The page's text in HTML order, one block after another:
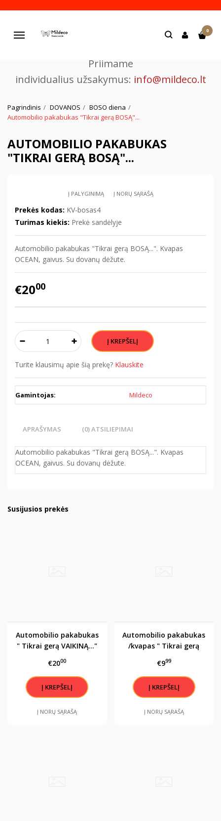
Navigacija
0
Priimame
individualius užsakymus: info@mildeco.lt
Pagrindinis DOVANOS
BOSO diena
Automobilio pakabukas "Tikrai gerą BOSĄ"...
AUTOMOBILIO PAKABUKAS
"TIKRAI GERĄ BOSĄ"...
Į PALYGINIMĄ Į NORŲ SĄRAŠĄ
Prekės kodas: KV-bosas4
Turimas kiekis: Prekė sandėlyje
Automobilio pakabukas "Tikrai gerą BOSĄ...". Kvapas
OCEAN, gaivus. Su dovanų dėžute.
€2000
Turite klausimų apie šią prekę? Klauskite
Gamintojas: Mildeco
APRAŠYMAS (0) ATSILIEPIMAI
Automobilio pakabukas "Tikrai gerą BOSĄ...". Kvapas
OCEAN, gaivus. Su dovanų dėžute.
Susijusios prekės
Automobilio pakabukas
" Tikrai gerą VAIKINĄ..."
€2000
Į NORŲ SĄRAŠĄ
Automobilio pakabukas
/kvapas " Tikrai gerą
€999
Į NORŲ SĄRAŠĄ